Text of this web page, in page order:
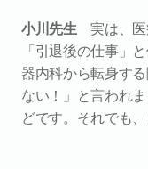
小川先生 実は、
「引退後の仕事」
器内科から転身す
ない！」と言われ
どです。それでも